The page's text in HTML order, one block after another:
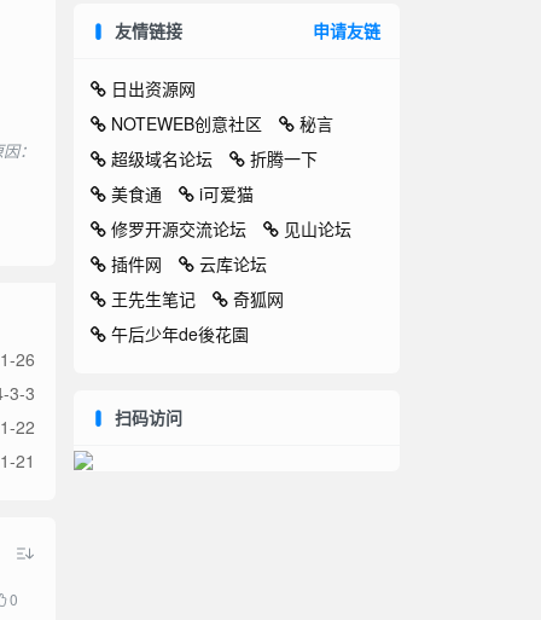
：
26
3-3
22
21
0
友情链接 申请友链
日出资源网
NOTEWEB创意社区
秘言
超级域名论坛
折腾一下
美食通
i可爱猫
修罗开源交流论坛
见山论坛
插件网
云库论坛
王先生笔记
奇狐网
午后少年de後花園
扫码访问